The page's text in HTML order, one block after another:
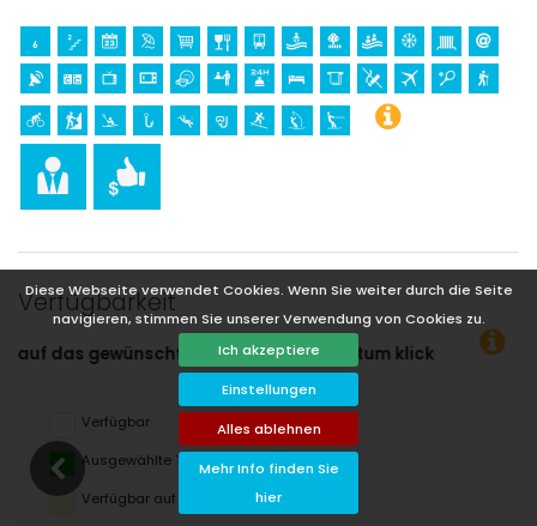
Diese Webseite verwendet Cookies. Wenn Sie weiter durch die Seite
navigieren, stimmen Sie unserer Verwendung von Cookies zu.
Ich akzeptiere
Einstellungen
Alles ablehnen
Mehr Info finden Sie
hier
Tennis, Kajakfahren, Angeln, Tauchen, Schnorcheln, Surfen, Windsurfen
und Wasserski (innerhalb von 1000 Metern der Wohnung)
Wandern und Radfahren (innerhalb von 5 Kilometern der Wohnung)
Golf (Club de Golf, Javea) und Reiten (innerhalb von 10 Kilometern der
Wohnung)
Klettern (innerhalb von 50 Kilometern der Wohnung)
Verfügbarkeit
klicken!
Verfügbar
Ausgewählte Termine
Verfügbar auf Anfrage